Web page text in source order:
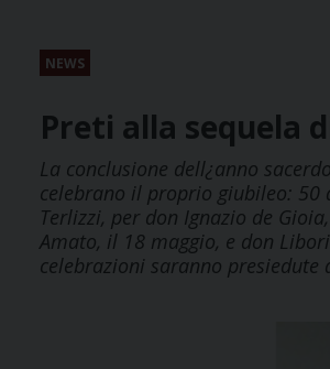
NEWS
Preti alla sequela
La conclusione dell¿anno
celebrano il proprio giubileo: 50
Terlizzi, per don Ignazio de
Amato, il 18 maggio, e don
celebrazioni saranno presiedute